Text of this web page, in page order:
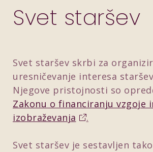
Svet staršev
Svet staršev skrbi za
uresničevanje interesa
Njegove pristojnosti so
Zakonu o financiranju vzgoje
izobraževanja
.
Svet staršev je sestavljen